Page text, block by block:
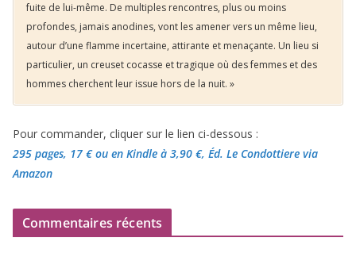
fuite de lui-même. De multiples rencontres, plus ou moins
profondes, jamais anodines, vont les amener vers un même lieu,
autour d’une flamme incertaine, attirante et menaçante. Un lieu si
particulier, un creuset cocasse et tragique où des femmes et des
hommes cherchent leur issue hors de la nuit. »
Pour commander, cliquer sur le lien ci-dessous :
295 pages, 17 €ou en Kindle à 3,90 €, Éd. Le Condottiere via
Amazon
Commentaires récents